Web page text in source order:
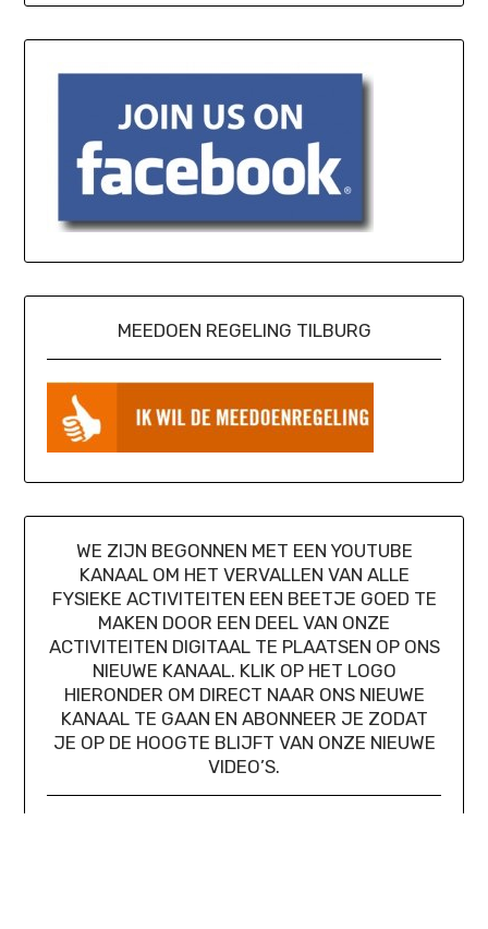
MEEDOEN REGELING TILBURG
WE ZIJN BEGONNEN MET EEN YOUTUBE
KANAAL OM HET VERVALLEN VAN ALLE
FYSIEKE ACTIVITEITEN EEN BEETJE GOED TE
MAKEN DOOR EEN DEEL VAN ONZE
ACTIVITEITEN DIGITAAL TE PLAATSEN OP ONS
NIEUWE KANAAL. KLIK OP HET LOGO
HIERONDER OM DIRECT NAAR ONS NIEUWE
KANAAL TE GAAN EN ABONNEER JE ZODAT
JE OP DE HOOGTE BLIJFT VAN ONZE NIEUWE
VIDEO’S.